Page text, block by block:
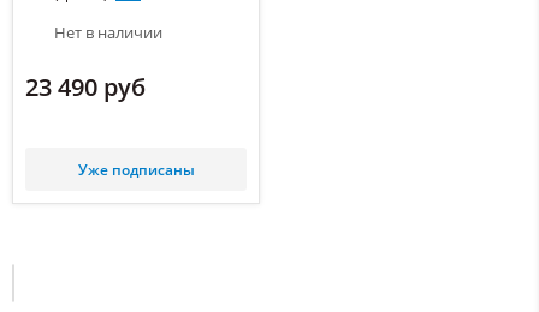
Нет в наличии
23 490 руб
Уже подписаны